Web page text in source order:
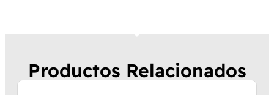
Productos Relacionados